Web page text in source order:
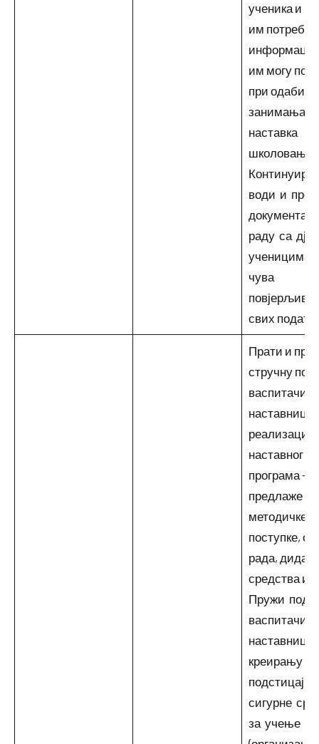
ученика и
им потребне
им могу
при одабиру
занимања
наставка
школовања.
води и
раду са
ученицима
чува
свих
Прати и
стручну
реализацији
наставног
програма –
предлаже
методичке
поступке,
рада,
средства и
Пружи
креирању
сигурне
за учење